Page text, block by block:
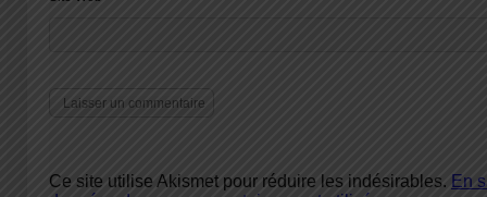
Ce site utilise Akismet pour réduire les indésirables. En